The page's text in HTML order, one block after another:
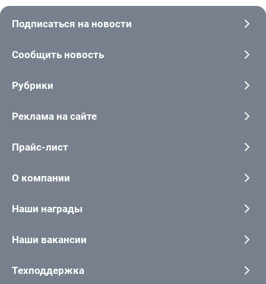
Подписаться на новости
Сообщить новость
Рубрики
Реклама на сайте
Прайс-лист
О компании
Наши награды
Наши вакансии
Техподдержка